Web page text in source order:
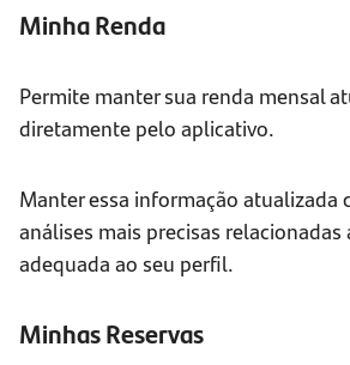
Minha Renda
Permite manter sua renda mensal
diretamente pelo aplicativo.
Manter essa informação atualizada
análises mais precisas
adequada ao seu perfil.
Minhas Reservas